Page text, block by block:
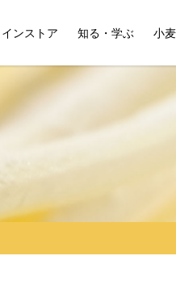
ンストア 知る・学ぶ 小